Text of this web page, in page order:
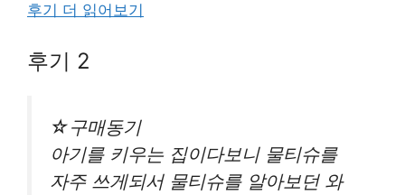
후기 더 읽어보기
후기 2
☆구매동기
아기를 키우는 집이다보니 물티슈를
자주 쓰게되서 물티슈를 알아보던 와